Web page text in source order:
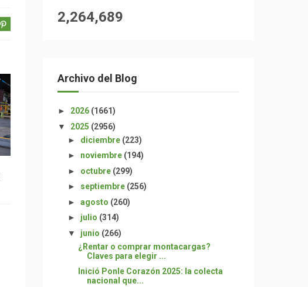
2,264,689
Archivo del Blog
► 2026 (1661)
▼ 2025 (2956)
► diciembre (223)
► noviembre (194)
► octubre (299)
► septiembre (256)
► agosto (260)
► julio (314)
▼ junio (266)
¿Rentar o comprar montacargas?
Claves para elegir ...
Inició Ponle Corazón 2025: la colecta
nacional que...